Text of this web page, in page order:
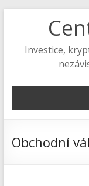
Investice,
Obchodní